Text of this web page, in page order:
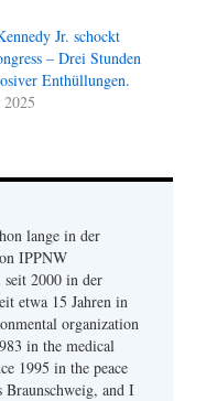
Jr. schockt
– Drei Stunden
Enthüllungen.
lange in der
IPPNW
2000 in der
etwa 15 Jahren in
organization
in the medical
1995 in the peace
Braunschweig, and I